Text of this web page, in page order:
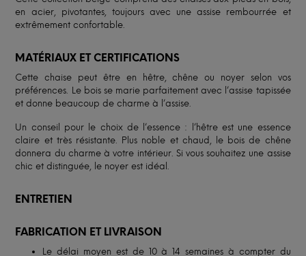
en acier, pivotantes, toujours avec une assise rembourrée et
extrêmement confortable.
MATÉRIAUX ET CERTIFICATIONS
Cette chaise peut être en hêtre, chêne ou noyer selon vos
préférences. Le bois se marie parfaitement avec l’assise tapissée
et donne beaucoup de charme à l’assise.
Un conseil pour le choix de l’essence : l’hêtre est une essence
claire et très résistante. Plus noble et chaud, le bois de chêne
donnera du charme à votre intérieur. Si vous souhaitez une assise
chic et distinguée, le noyer est idéal.
ENTRETIEN
FABRICATION ET LIVRAISON
Le délai moyen est de 10 à 14 semaines à compter du